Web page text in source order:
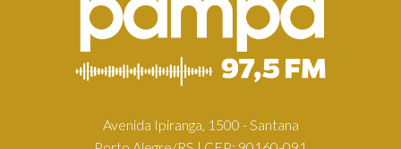
Avenida Ipiranga, 1500 - Santana